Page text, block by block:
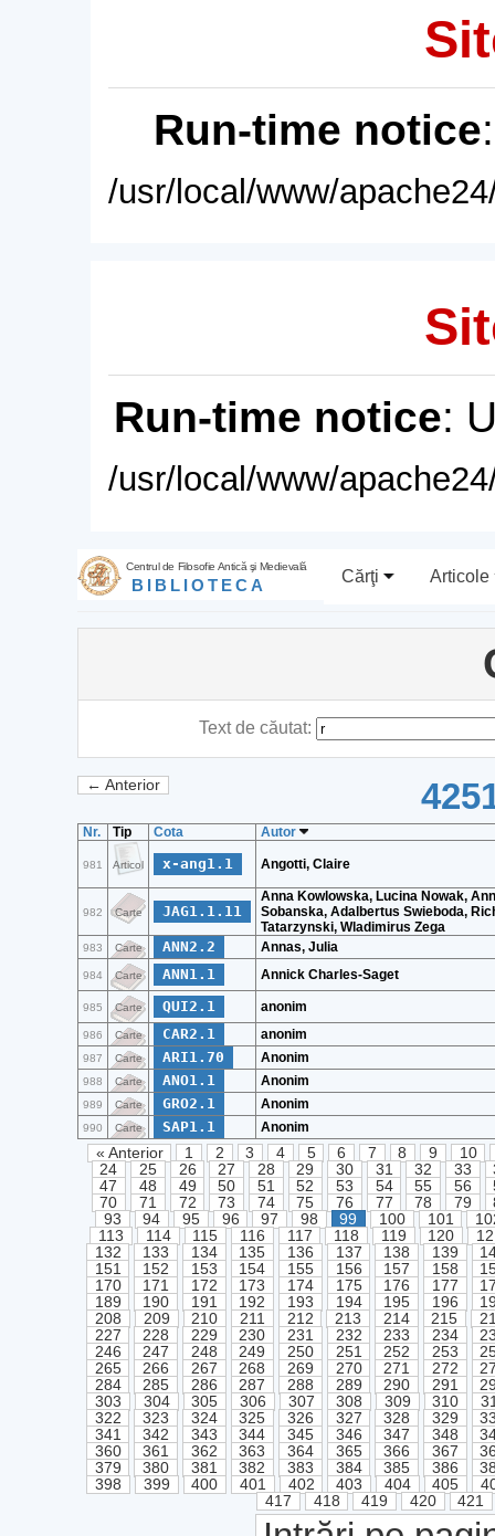
Run-time notice
/usr/local/www/
Run-time notice:
/usr/local/www/
Centrul de Filosofie Antică şi Medievală
BIBLIOTECA Cărţi Articole
Text de căutat:
← Anterior
Nr. Tip Cota Autor
981 Articol x-ang1.1 Angotti, Claire
982 Carte JAG1.1.11
Anna Kowlowska, Lucina Nowak,
Sobanska, Adalbertus Swieboda,
Tatarzynski, Wladimirus Zega
983 Carte ANN2.2 Annas, Julia
984 Carte ANN1.1 Annick Charles-Saget
985 Carte QUI2.1 anonim
986 Carte CAR2.1 anonim
987 Carte ARI1.70 Anonim
988 Carte ANO1.1 Anonim
989 Carte GRO2.1 Anonim
990 Carte SAP1.1 Anonim
« Anterior 1 2 3 4 5 6 7 8 9
10
24
25 26 27 28 29 30 31 32 33
47
48 49 50 51 52 53 54 55 56
70
71 72 73 74 75 76 77 78 79
93
94 95 96 97 98 99 100 101
113
114 115 116 117 118 119 120
132
133 134 135 136 137 138 139
151
152 153 154 155 156 157 158
170
171 172 173 174 175 176 177
189
190 191 192 193 194 195 196
208
209 210 211 212 213 214 215
227
228 229 230 231 232 233 234
246
247 248 249 250 251 252 253
265
266 267 268 269 270 271 272
284
285 286 287 288 289 290 291
303
304 305 306 307 308 309 310
322
323 324 325 326 327 328 329
341
342 343 344 345 346 347 348
360
361 362 363 364 365 366 367
379
380 381 382 383 384 385 386
398
399 400 401 402 403 404 405
417
418 419 420 421